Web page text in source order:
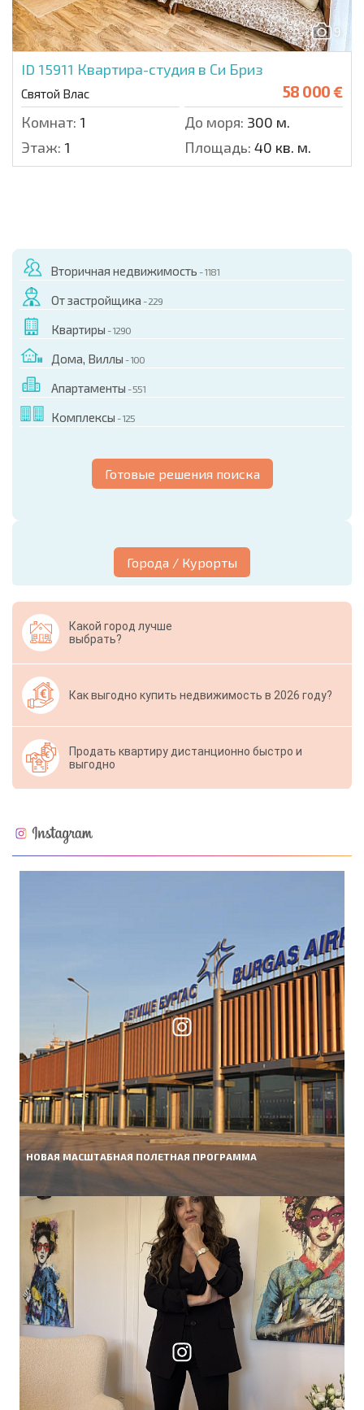
9
ID 15911 Квартира-студия в Си Бриз
Святой Влас 58 000 €
Комнат: 1 До моря: 300 м.
Этаж: 1 Площадь: 40 кв. м.
Вторичная недвижимость - 1181
От застройщика - 229
Квартиры - 1290
Дома, Виллы - 100
Апартаменты - 551
Комплексы - 125
Готовые решения поиска
Города / Курорты
Какой город лучше
выбрать?
Как выгодно купить недвижимость в 2026 году?
Продать квартиру дистанционно быстро и
выгодно
НОВАЯ МАСШТАБНАЯ ПОЛЕТНАЯ ПРОГРАММА